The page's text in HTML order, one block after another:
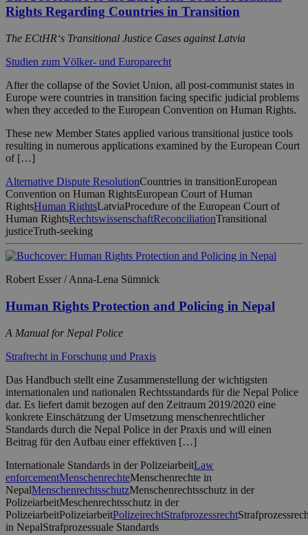
Rights Regarding Countries in Transition
The ECtHR‘s Transitional Justice Cases against Latvia
Studien zum Völker- und Europarecht
After the collapse of the Soviet Union, all post-communist states in
Europe were countries in transition facing specific judicial problems
when they acceded to the European Convention on Human Rights.
These new Member States applied various transitional justice tools
resulting in numerous applications examined by the European Court
of […]
Alternative Dispute ResolutionCountries in transitionEuropean
Convention on Human RightsEuropean Court of Human
RightsHuman RightsLatviaProcedure of the European Court of
Human RightsRechtswissenschaftReconciliationTransitional
justiceTruth-seeking
Robert Esser / Anna-Lena Sümnick
Human Rights Protection and Policing in Nepal
A Manual for Nepal Police
Strafrecht in Forschung und Praxis
Das Handbuch stellt eine Zusammenstellung der wichtigsten
internationalen und nationalen Rechtsstandards für die Nepal Police
dar. Es liefert damit bezogen auf den Zeitraum 2019/2020 eine
konkrete Einschätzung der Umsetzung menschenrechtlicher
Standards durch die Nepal Police in der Praxis und will einen
Beitrag für den Aufbau einer effektiven […]
Internationale Standards in der PolizeiarbeitLaw
enforcementMenschenrechteMenschenrechte in
NepalMenschenrechtsschutzMenschenrechtsschutz in der
PolizeiarbeitMeschenrechtsschutz in der
PolizeiarbeitPolizeiarbeitPolizeirechtStrafprozessrecht
in NepalStrafprozessuale Standards